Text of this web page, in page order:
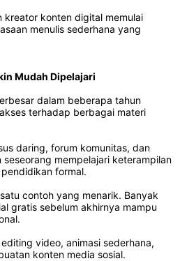
kreator konten digital memulai
menulis sederhana yang
Mudah Dipelajari
dalam beberapa tahun
terhadap berbagai materi
daring, forum komunitas, dan
mempelajari keterampilan
formal.
contoh yang menarik. Banyak
gratis sebelum akhirnya mampu
video, animasi sederhana,
konten media sosial.